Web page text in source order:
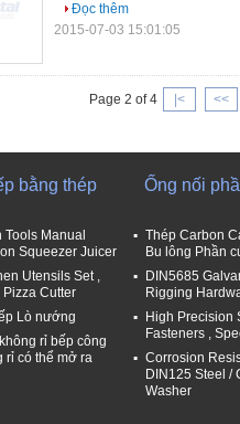
Đọc thêm
2015-07-03 15:01:05
Page 2 of 4 |< <<
bằng thép
Manual
Squeezer Juicer
Utensils Set ,
Cutter
Lò nướng
rỉ bếp công
rỉ có thể mở ra
Ống nối
Thép Carbon
Bu lông Phần
DIN5685
Rigging
High Precision
Fasteners ,
Corrosion
DIN125 Steel /
Washer